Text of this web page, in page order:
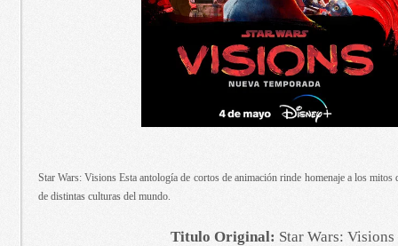
Star Wars: Visions Esta antología de cortos de animación rinde homenaje a los
de distintas culturas del mundo.
Titulo Original: Star Wars: Visions